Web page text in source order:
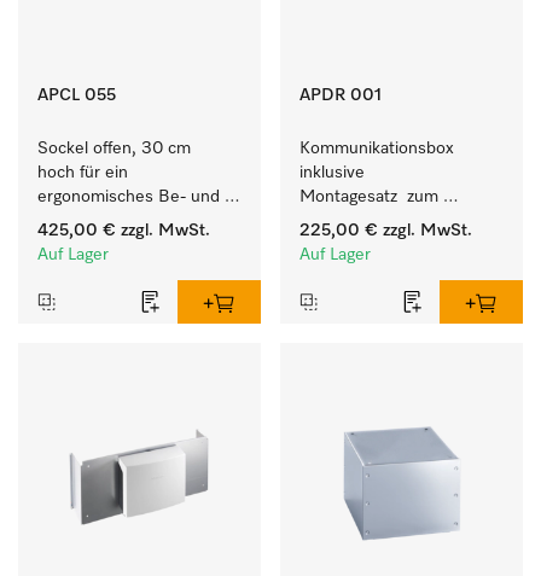
APCL 055
Sockel offen, 30 cm
hoch für ein
ergonomisches Be- und
Entladen von
Waschmaschine und
425,00 € zzgl. MwSt.
Auf Lager
APDR 001
Kommunikationsbox
inklusive
Montagesatz  zum
Verbindungsaufbau vom 9
- 10 kg Trockner mit
225,00 € zzgl. MwSt.
Auf Lager